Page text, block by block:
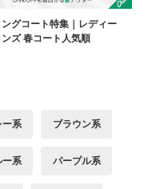
ングコート特集｜レディー
ンズ 春コート人気順
ー系 ブラウン系
ー系 パープル系